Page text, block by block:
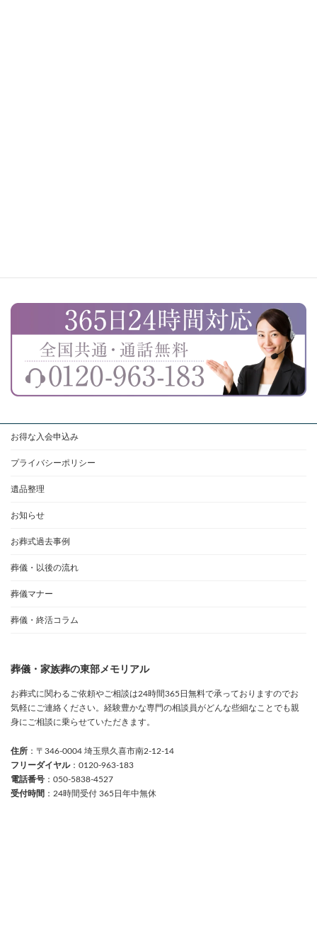
お得な入会申込み
プライバシーポリシー
遺品整理
お知らせ
お葬式過去事例
葬儀・以後の流れ
葬儀マナー
葬儀・終活コラム
葬儀・家族葬の東部メモリアル
お葬式に関わるご依頼やご相談は24時間365日無料で承っておりますのでお
気軽にご連絡ください。経験豊かな専門の相談員がどんな些細なことでも親
身にご相談に乗らせていただきます。
住所 ：〒346-0004 埼玉県久喜市南2-12-14
フリーダイヤル：0120-963-183
電話番号 ：050-5838-4527
受付時間 ：24時間受付 365日年中無休